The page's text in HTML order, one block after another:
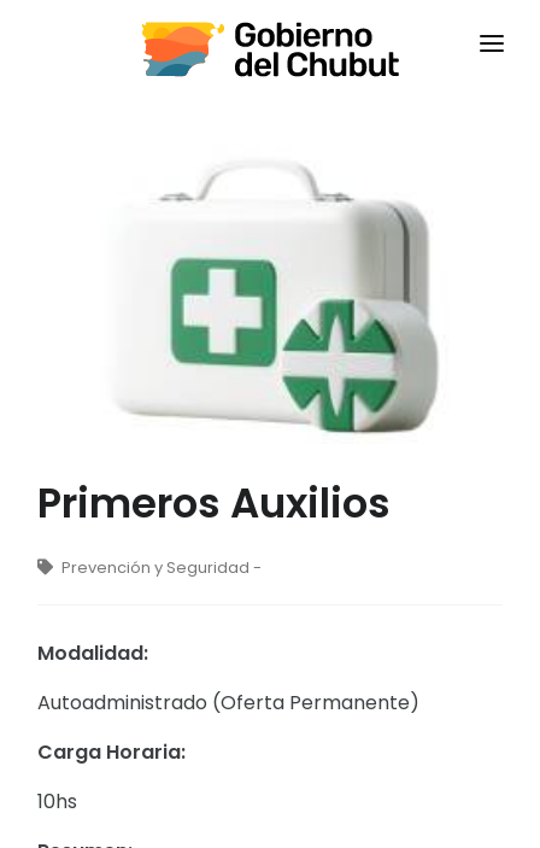
CAPACITACIONES
CONTACTANOS
CAMPUS VIRTUAL
Primeros Auxilios
Prevención y Seguridad -
Modalidad:
Autoadministrado (Oferta Permanente)
Carga Horaria:
10hs